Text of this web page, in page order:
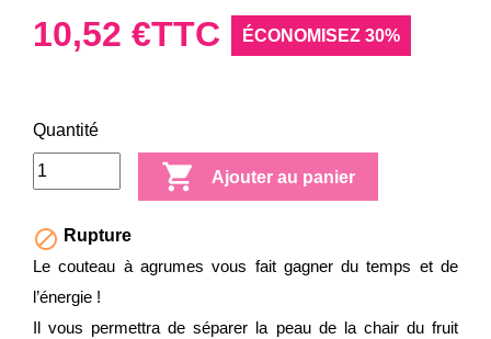
10,52 €TTC ÉCONOMISEZ 30%
Quantité
 Ajouter au panier
 Rupture
Le couteau à agrumes vous fait gagner du temps et de
l’énergie !
Il vous permettra de séparer la peau de la chair du fruit